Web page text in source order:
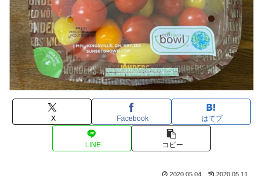
X Facebook はてブ
LINE コピー
2020.05.04 2020.05.11